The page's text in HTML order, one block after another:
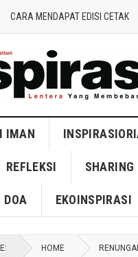
CARA MENDAPAT EDISI CETAK
IMAN
REFLEKSI SHARING
DOA EKOINSPIRASI
HOME